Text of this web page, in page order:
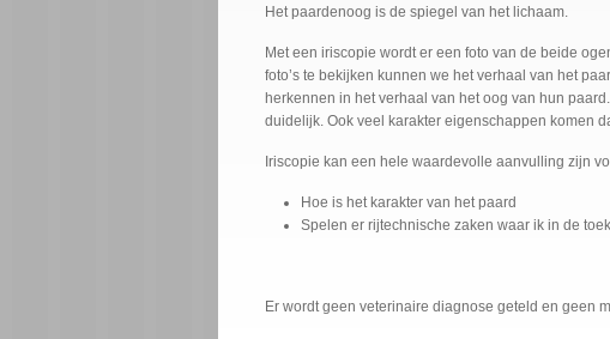
Het paardenoog is de spiegel van het lichaam.
Met een iriscopie wordt er een foto van de beide
foto’s te bekijken kunnen we het verhaal van het
herkennen in het verhaal van het oog van hun
duidelijk. Ook veel karakter eigenschappen komen
Iriscopie kan een hele waardevolle aanvulling zijn
Hoe is het karakter van het paard
Spelen er rijtechnische zaken waar ik in de
Er wordt geen veterinaire diagnose geteld en geen